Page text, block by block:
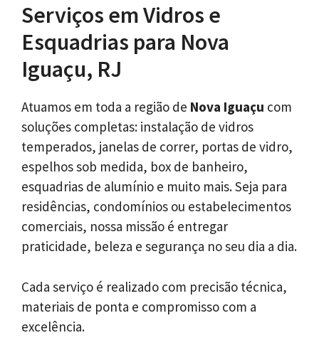
Serviços em Vidros e
Esquadrias para Nova
Iguaçu, RJ
Atuamos em toda a região de Nova Iguaçu com
soluções completas: instalação de vidros
temperados, janelas de correr, portas de vidro,
espelhos sob medida, box de banheiro,
esquadrias de alumínio e muito mais. Seja para
residências, condomínios ou estabelecimentos
comerciais, nossa missão é entregar
praticidade, beleza e segurança no seu dia a dia.
Cada serviço é realizado com precisão técnica,
materiais de ponta e compromisso com a
excelência.